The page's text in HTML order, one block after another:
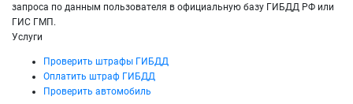
запроса по данным пользователя в официальную базу ГИБДД РФ или
ГИС ГМП.
Услуги
Проверить штрафы ГИБДД
Оплатить штраф ГИБДД
Проверить автомобиль